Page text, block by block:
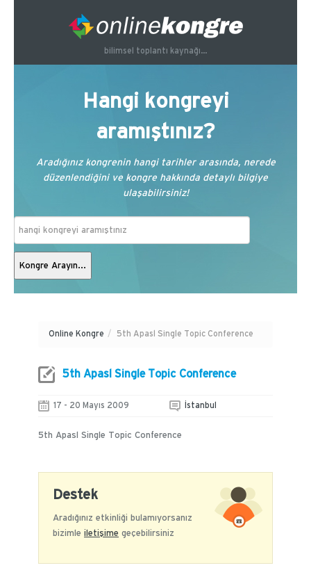
bilimsel toplantı kaynağı...
Hangi kongreyi
aramıştınız?
Aradığınız kongrenin hangi tarihler arasında, nerede
düzenlendiğini ve kongre hakkında detaylı bilgiye
ulaşabilirsiniz!
Online Kongre / 5th Apasl Single Topic Conference
5th Apasl Single Topic Conference
17 - 20 Mayıs 2009 İstanbul
5th Apasl Single Topic Conference
Destek
Aradığınız etkinliği bulamıyorsanız
bizimle iletişime geçebilirsiniz